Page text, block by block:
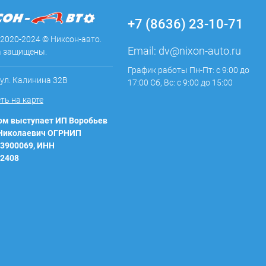
2024 © Никсон-авто.
защищены.
Калинина 32В
на карте
выступает ИП Воробьев
ОГРНИП
ИНН
+7 (8636) 23-10-71
Email: dv@nixon-auto.ru
График работы Пн-Пт: с 9:00 до
17:00 Сб, Вс: с 9:00 до 15:00